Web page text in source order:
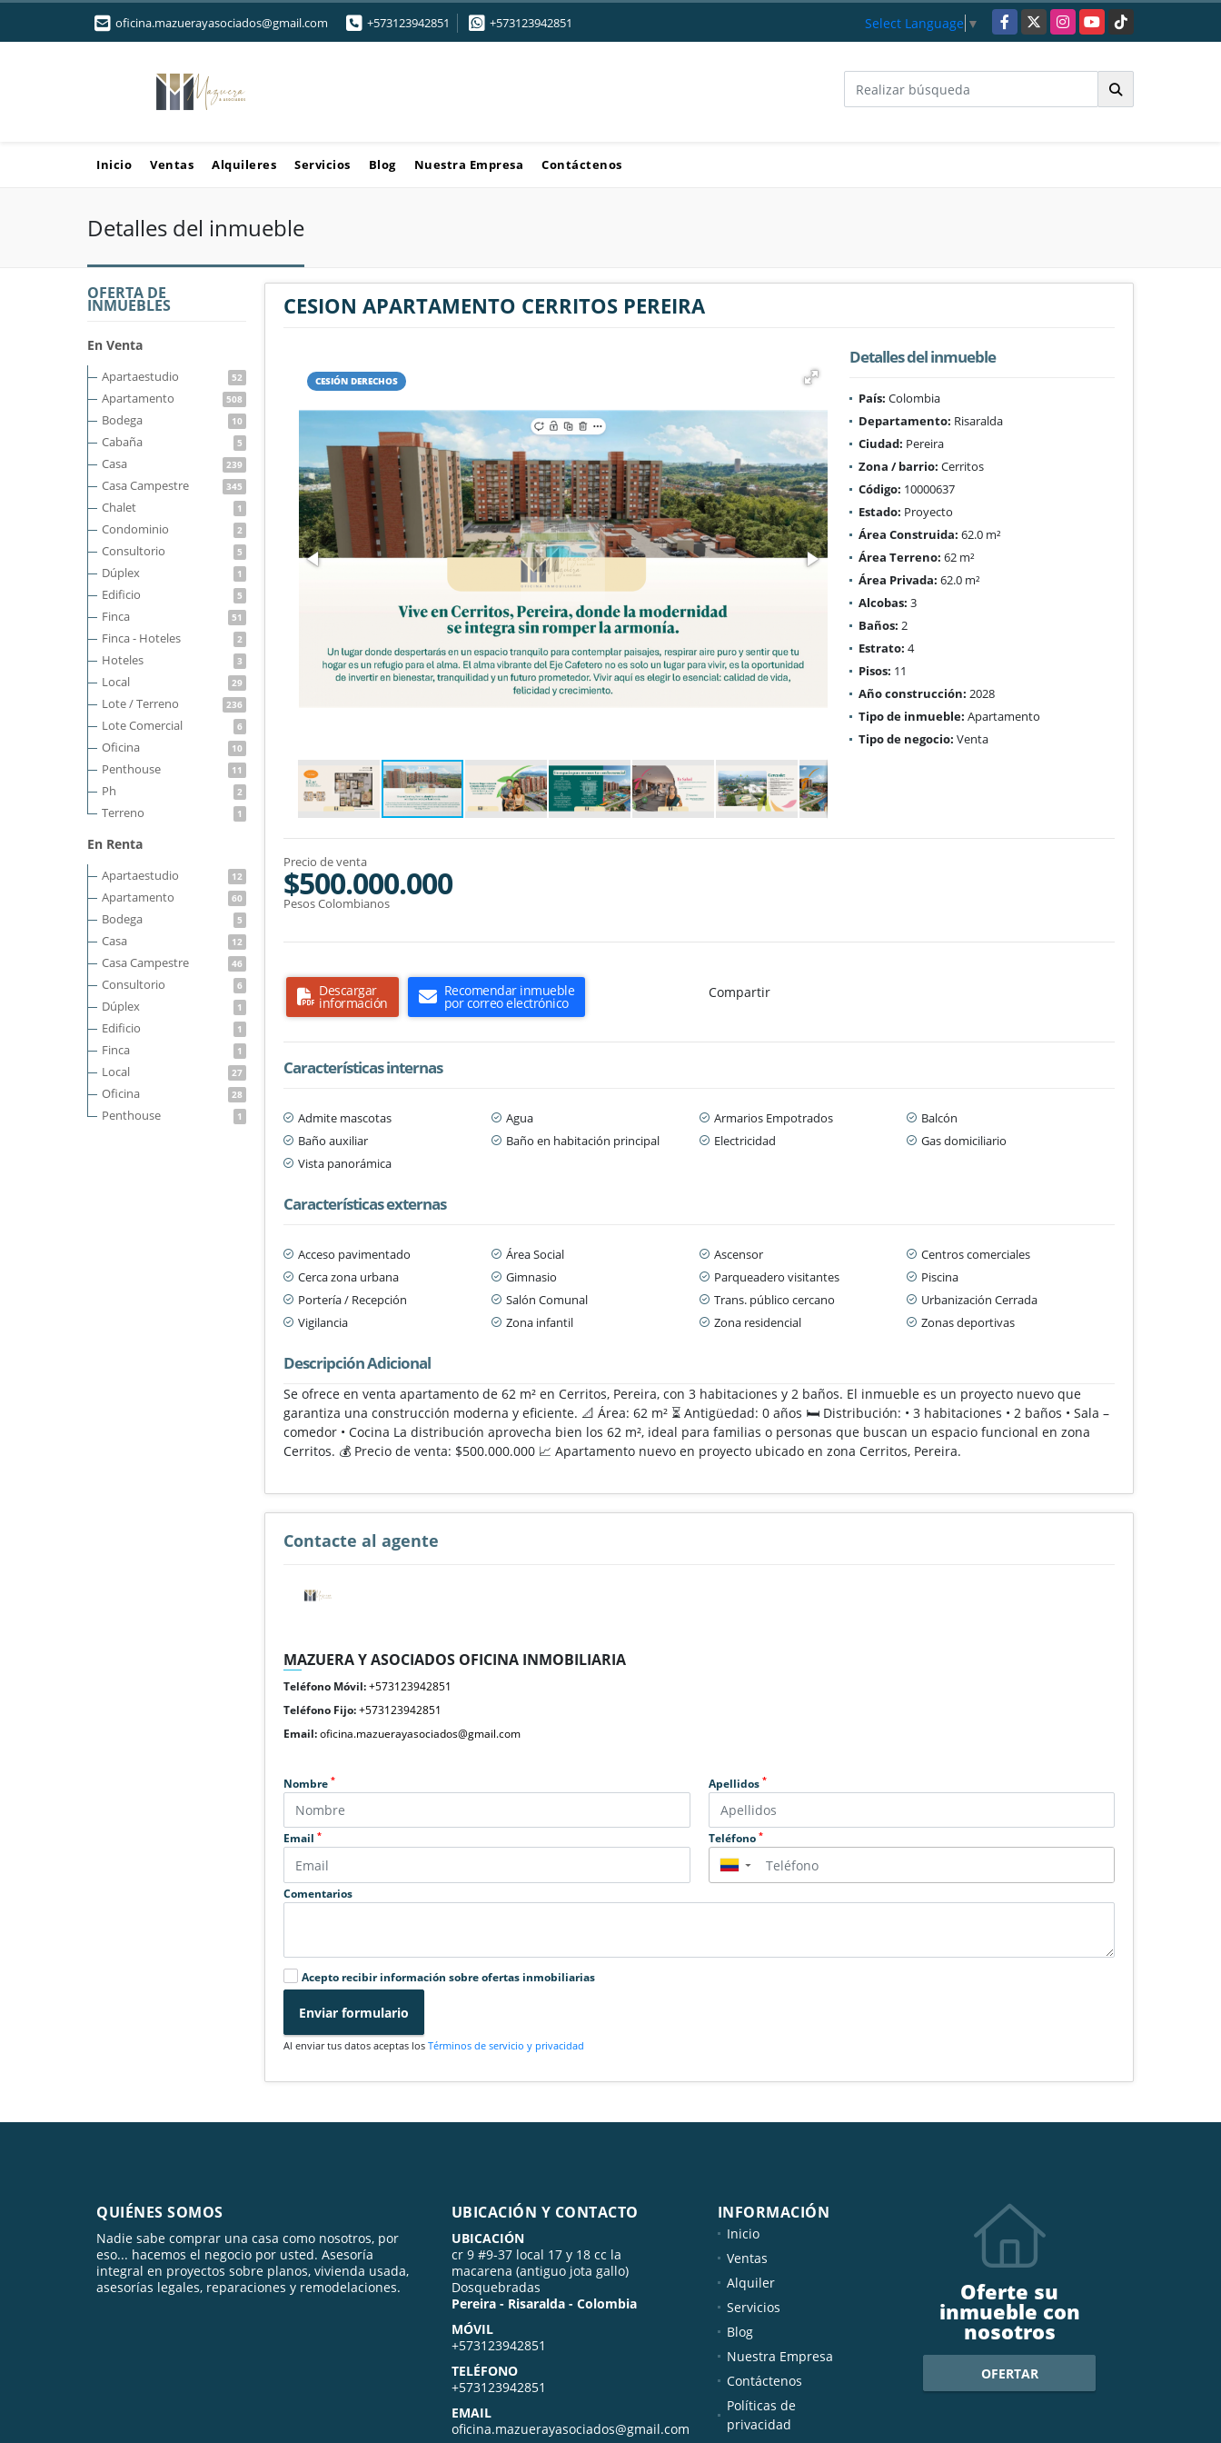
oficina.mazuerayasociados@gmail.com +573123942851 +573123942851 Select Language ▼ Facebook
X InstagramYouTubeTikTok
Inicio Ventas Alquileres Servicios Blog Nuestra Empresa Contáctenos
Detalles del inmueble
OFERTA DE
INMUEBLES
En Venta
Apartaestudio 52
Apartamento 508
Bodega 10
Cabaña 5
Casa 239
Casa Campestre 345
Chalet 1
Condominio 2
Consultorio 5
Dúplex 1
Edificio 5
Finca 51
Finca - Hoteles 2
Hoteles 3
Local 29
Lote / Terreno 236
Lote Comercial 6
Oficina 10
Penthouse 11
Ph 2
Terreno 1
En Renta
Apartaestudio 12
Apartamento 60
Bodega 5
Casa 12
Casa Campestre 46
Consultorio 6
Dúplex 1
Edificio 1
Finca 1
Local 27
Oficina 28
Penthouse 1
CESION APARTAMENTO CERRITOS PEREIRA
CESIÓN DERECHOS
Detalles del inmueble
País: Colombia
Departamento: Risaralda
Ciudad: Pereira
Zona / barrio: Cerritos
Código: 10000637
Estado: Proyecto
Área Construida: 62.0 m²
Área Terreno: 62 m²
Área Privada: 62.0 m²
Alcobas: 3
Baños: 2
Estrato: 4
Pisos: 11
Año construcción: 2028
Tipo de inmueble: Apartamento
Tipo de negocio: Venta
Precio de venta
$500.000.000
Pesos Colombianos
Descargar
información
Recomendar inmueble
por correo electrónico
Compartir
Características internas
Admite mascotas Agua Armarios Empotrados
Balcón
Baño auxiliar
Baño en habitación principal Electricidad
Gas domiciliario
Vista panorámica
Características externas
Acceso pavimentado Área Social Ascensor
Centros comerciales
Cerca zona urbana
Gimnasio Parqueadero visitantes
Piscina
Portería / Recepción
Salón Comunal Trans. público cercano
Urbanización Cerrada
Vigilancia
Zona infantil Zona residencial Zonas deportivas
Descripción Adicional
Se ofrece en venta apartamento de 62 m² en Cerritos, Pereira, con 3 habitaciones y 2 baños. El inmueble es un proyecto nuevo que
garantiza una construcción moderna y eficiente. 📐 Área: 62 m² ⏳ Antigüedad: 0 años 🛏️ Distribución: • 3 habitaciones • 2 baños • Sala –
comedor • Cocina La distribución aprovecha bien los 62 m², ideal para familias o personas que buscan un espacio funcional en zona
Cerritos. 💰 Precio de venta: $500.000.000 📈 Apartamento nuevo en proyecto ubicado en zona Cerritos, Pereira.
Contacte al agente
MAZUERA Y ASOCIADOS OFICINA INMOBILIARIA
Teléfono Móvil:+573123942851
Teléfono Fijo:+573123942851
Email:oficina.mazuerayasociados@gmail.com
Nombre* Apellidos *
Email* Teléfono *
▼
Comentarios
Acepto recibir información sobre ofertas inmobiliarias
Enviar formulario
Al enviar tus datos aceptas losTérminos de servicio y privacidad
QUIÉNES SOMOS
Nadie sabe comprar una casa como nosotros, por
eso... hacemos el negocio por usted. Asesoría
integral en proyectos sobre planos, vivienda usada,
asesorías legales, reparaciones y remodelaciones.
UBICACIÓN Y CONTACTO
UBICACIÓN
cr 9 #9-37 local 17 y 18 cc la
macarena (antiguo jota gallo)
Dosquebradas
Pereira - Risaralda - Colombia
MÓVIL
+573123942851
TELÉFONO
+573123942851
EMAIL
oficina.mazuerayasociados@gmail.com
INFORMACIÓN
Inicio
Ventas
Alquiler
Servicios
Blog
Nuestra Empresa
Contáctenos
Políticas de
privacidad
Oferte su
inmueble con
nosotros
OFERTAR